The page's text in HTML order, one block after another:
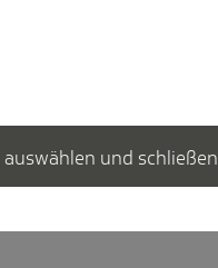
auswählen und schließen